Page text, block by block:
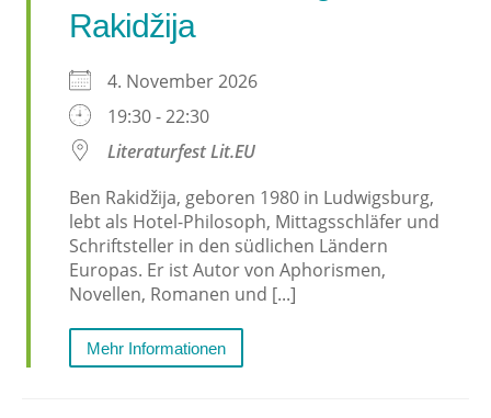
Rakidžija
4. November 2026
19:30 - 22:30
Literaturfest Lit.EU
Ben Rakidžija, geboren 1980 in Ludwigsburg,
lebt als Hotel-Philosoph, Mittagsschläfer und
Schriftsteller in den südlichen Ländern
Europas. Er ist Autor von Aphorismen,
Novellen, Romanen und [...]
Mehr Informationen